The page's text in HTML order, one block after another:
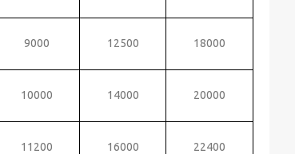
9000 12500 18000
10000 14000 20000
11200 16000 22400